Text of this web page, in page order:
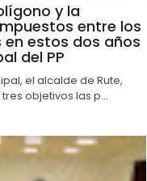
y la
entre los
estos dos años
del PP
el alcalde de Rute,
objetivos las p...